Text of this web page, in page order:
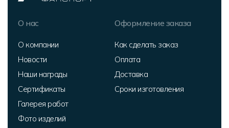
О нас
О компании
Новости
Наши награды
Сертификаты
Галерея работ
Фото изделий
Оформление заказа
Как сделать заказ
Оплата
Доставка
Сроки изготовления